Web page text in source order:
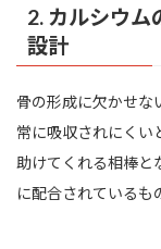
2. カルシウム
設計
骨の形成に欠かせな
常に吸収されにくい
助けてくれる相棒と
に配合されているも